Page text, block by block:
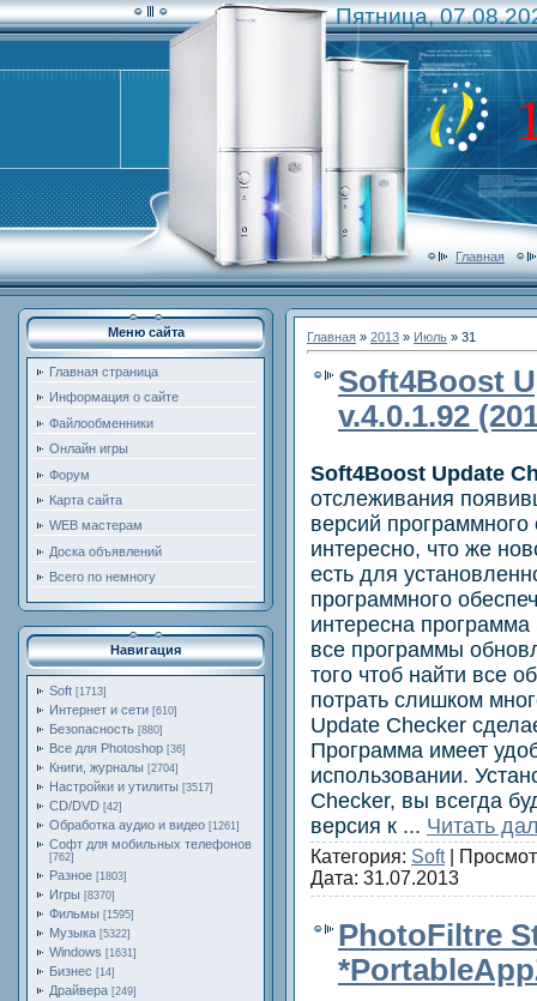
Пятница,
Главная
Меню сайта
Главная страница
Информация о сайте
Файлообменники
Онлайн игры
Форум
Карта сайта
WEB мастерам
Доска объявлений
Всего по немногу
Навигация
Soft [1713]
Интернет и сети [610]
Безопасность [880]
Все для Photoshop [36]
Книги, журналы [2704]
Настройки и утилиты [3517]
CD/DVD [42]
Обработка аудио и видео [1261]
Софт для мобильных телефонов
[762]
Разное [1803]
Игры [8370]
Фильмы [1595]
Музыка [5322]
Windows [1631]
Бизнес [14]
Драйвера [249]
Главная » 2013 » Июль » 31
Soft4Boost
v.4.0.1.92
Soft4Boost Update
отслеживания
версий
интересно, что же
есть для
программного
интересна
все программы
того чтоб найти все
потрать слишком
Update Checker
Программа имеет
использовании.
Checker, вы всегда
версия к ... Читать
Категория: Soft|
Дата: 31.07.2013
PhotoFiltre